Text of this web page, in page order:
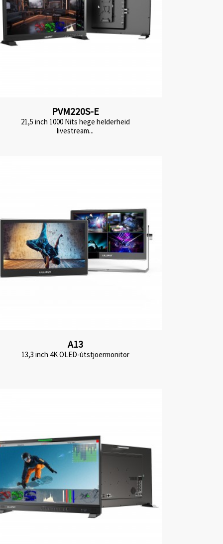
PVM220S-E
21,5 inch 1000 Nits hege helderheid
livestream...
A13
13,3 inch 4K OLED-útstjoermonitor